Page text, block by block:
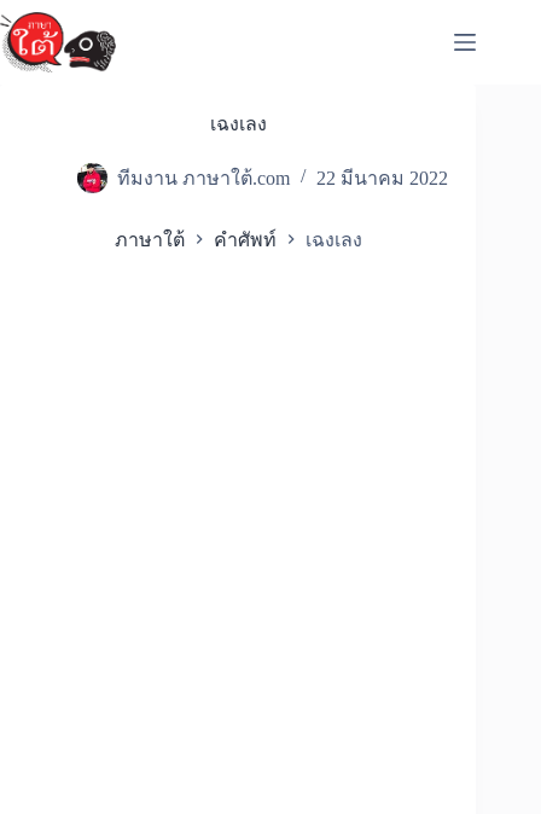
Skip
to
content
เฉงเลง
ทีมงาน ภาษาใต้.com 22 มีนาคม 2022
ภาษาใต้ คำศัพท์ เฉงเลง